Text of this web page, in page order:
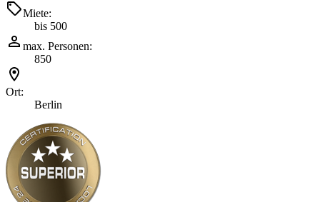
Miete:
bis 500
max. Personen:
850
Ort:
Berlin